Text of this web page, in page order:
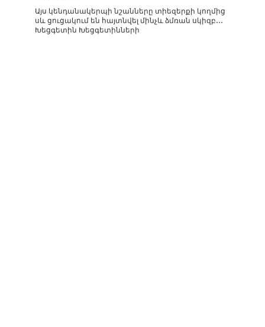
Այս կենդանակերպի նշանները տիեզերքի կողմից
սև ցուցակում են հայտնվել մինչև ձմռան սկիզբ․․․
Խեցգետին Խեցգետինների